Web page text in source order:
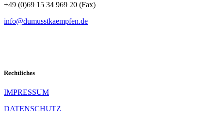
+49 (0)69 15 34 969 20 (Fax)
info@dumusstkaempfen.de
Rechtliches
IMPRESSUM
DATENSCHUTZ